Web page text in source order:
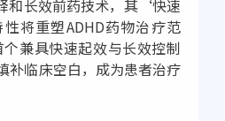
和长效前药技术，其‘快速
将重塑ADHD药物治疗范
兼具快速起效与长效控制
补临床空白，成为患者治疗